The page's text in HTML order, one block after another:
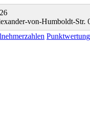
von-Humboldt-